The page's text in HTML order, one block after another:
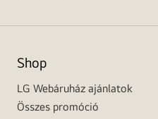
Shop
LG Webáruház ajánlatok
Összes promóció